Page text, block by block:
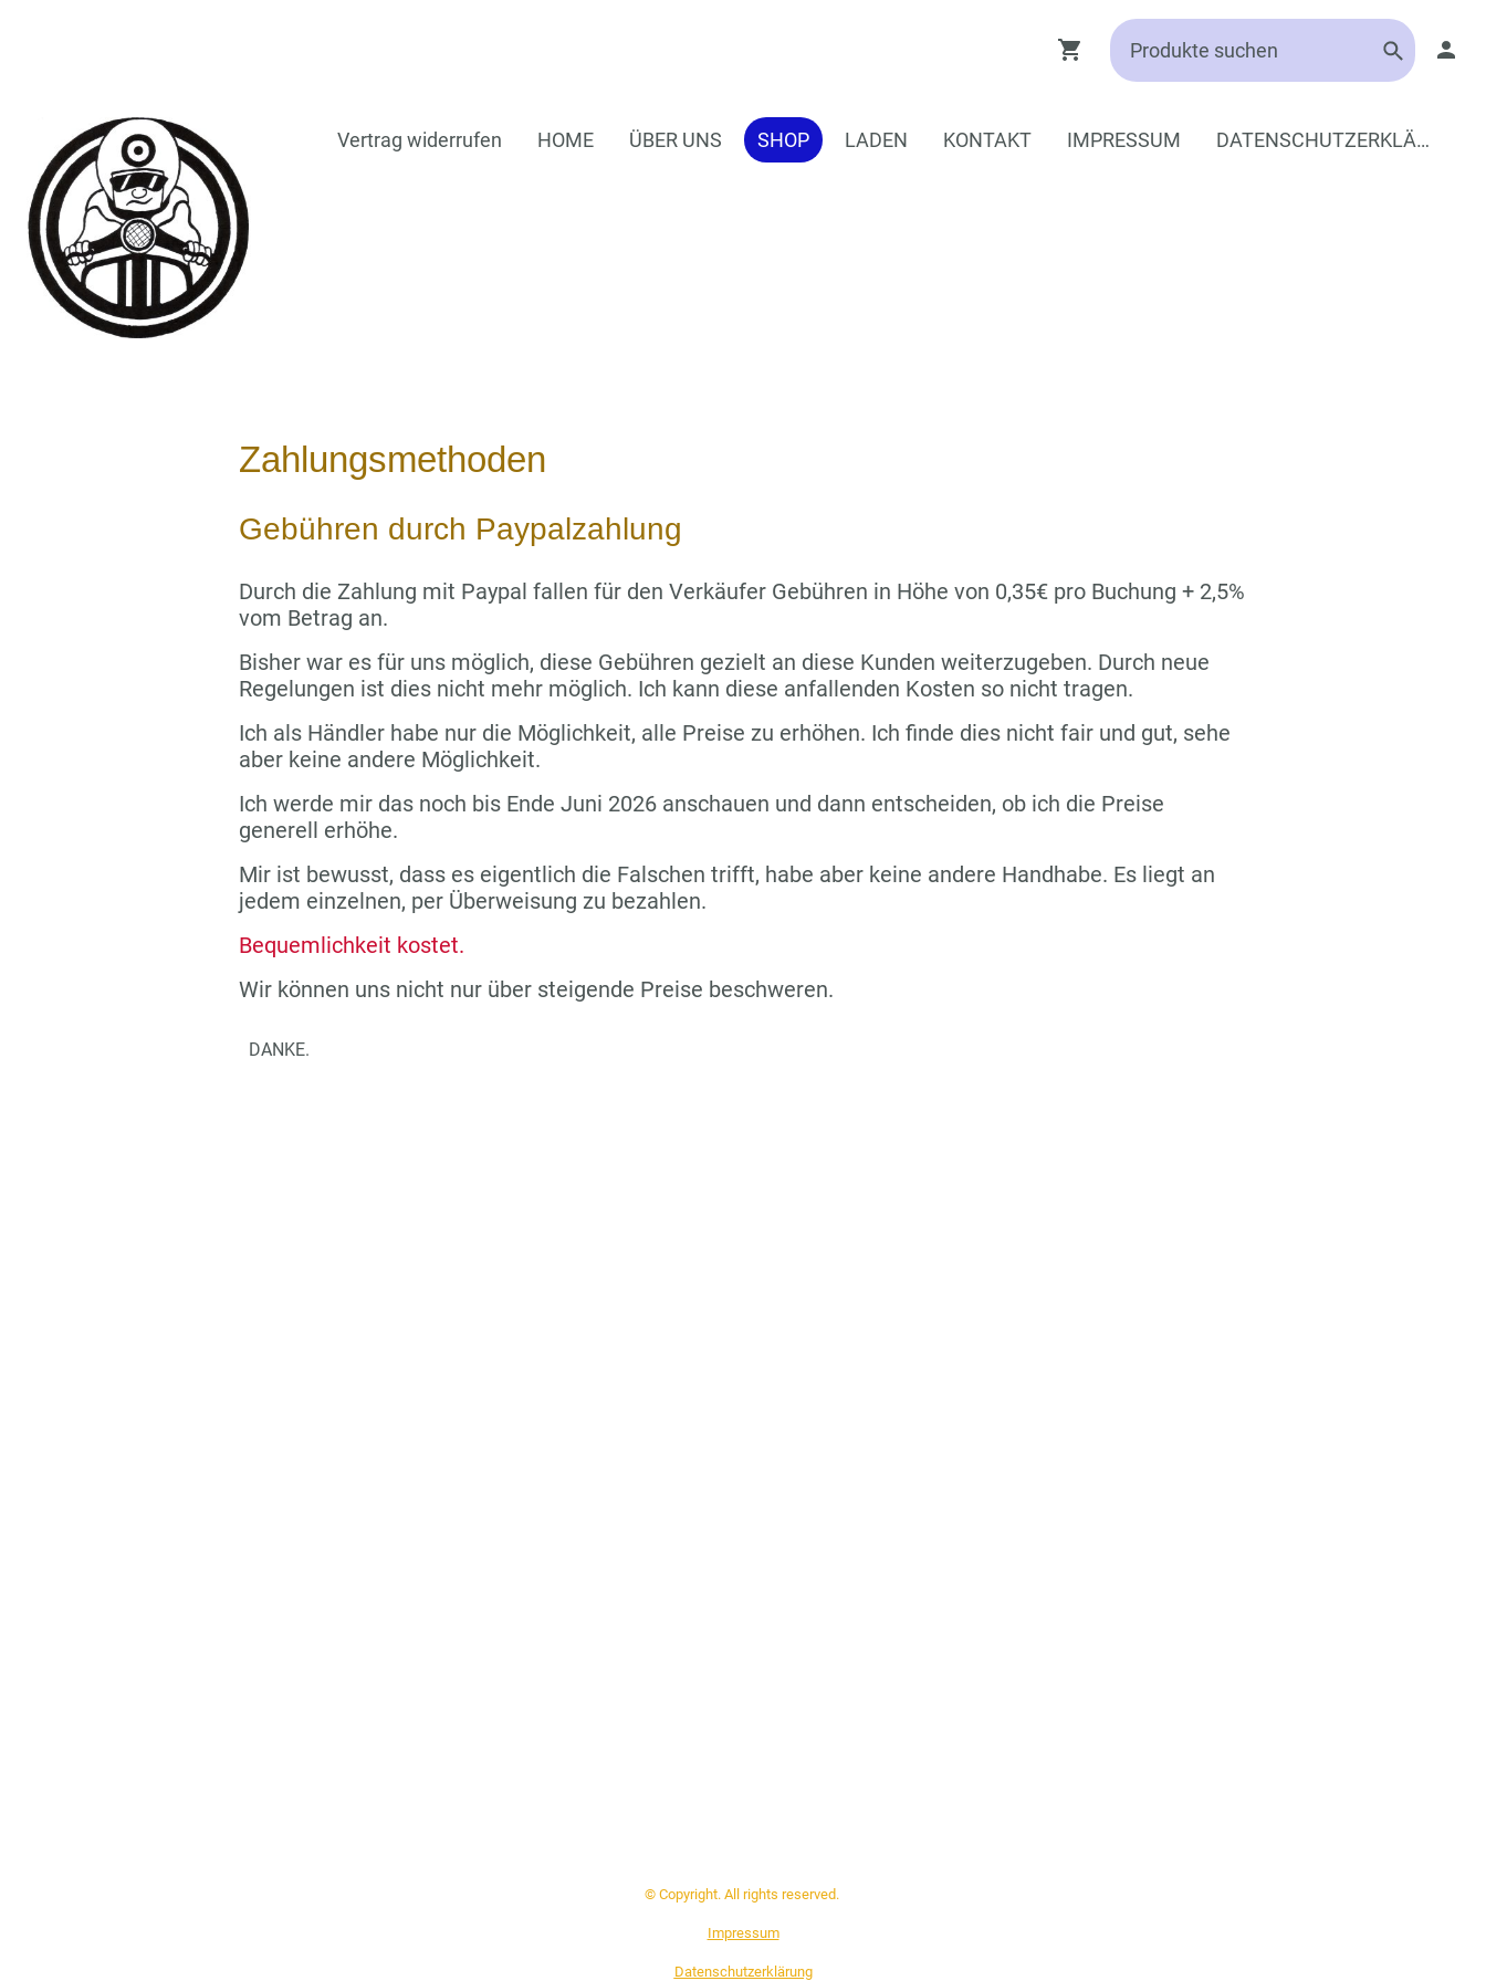
Vertrag widerrufen HOME ÜBER UNS SHOP LADEN KONTAKT IMPRESSUM DATENSCHUTZERKLÄRUNG
Zahlungsmethoden
Gebühren durch Paypalzahlung
Durch die Zahlung mit Paypal fallen für den Verkäufer Gebühren in Höhe von 0,35€ pro Buchung + 2,5%
vom Betrag an.
Bisher war es für uns möglich, diese Gebühren gezielt an diese Kunden weiterzugeben. Durch neue
Regelungen ist dies nicht mehr möglich. Ich kann diese anfallenden Kosten so nicht tragen.
Ich als Händler habe nur die Möglichkeit, alle Preise zu erhöhen. Ich finde dies nicht fair und gut, sehe
aber keine andere Möglichkeit.
Ich werde mir das noch bis Ende Juni 2026 anschauen und dann entscheiden, ob ich die Preise
generell erhöhe.
Mir ist bewusst, dass es eigentlich die Falschen trifft, habe aber keine andere Handhabe. Es liegt an
jedem einzelnen, per Überweisung zu bezahlen.
Bequemlichkeit kostet.
Wir können uns nicht nur über steigende Preise beschweren.
DANKE.
© Copyright. All rights reserved.
Impressum
Datenschutzerklärung